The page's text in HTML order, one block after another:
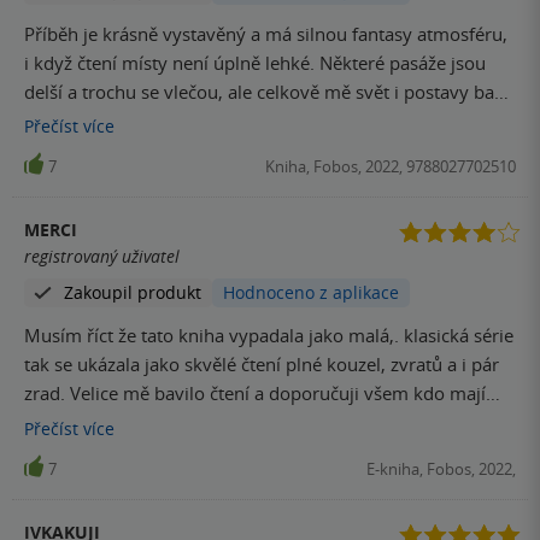
Příběh je krásně vystavěný a má silnou fantasy atmosféru,
i když čtení místy není úplně lehké. Některé pasáže jsou
delší a trochu se vlečou, ale celkově mě svět i postavy baví
a vtáhly do děje. Pomalejší čtení, které ale stojí za to.
Přečíst více
7 Kniha, Fobos, 2022, 9788027702510
MERCI
registrovaný uživatel
Zakoupil produkt
Hodnoceno z aplikace
Musím říct že tato kniha vypadala jako malá,. klasická série
tak se ukázala jako skvělé čtení plné kouzel, zvratů a i pár
zrad. Velice mě bavilo čtení a doporučuji všem kdo mají
rádi trochu kouzel
Přečíst více
7 E-kniha, Fobos, 2022,
IVKAKUJI